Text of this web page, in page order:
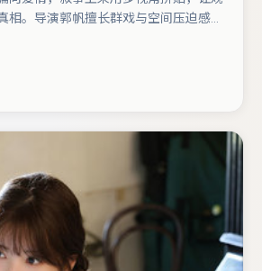
相。导演郭帆擅长群戏与空间压迫感，
张译则以细节塑造推动谜题层层揭开。
，值得列入片单。